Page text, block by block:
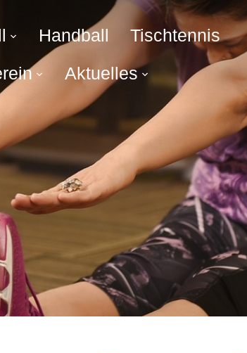
Handball
Tischtennis
Aktuelles